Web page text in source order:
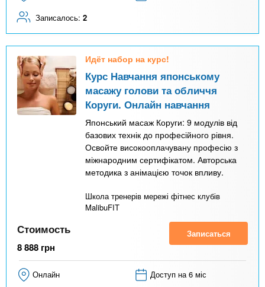
Записалось: 2
Идёт набор на курс!
Курс Навчання японському
масажу голови та обличчя
Коруги. Онлайн навчання
Японський масаж Коруги: 9 модулів від
базових технік до професійного рівня.
Освойте високооплачувану професію з
міжнародним сертифікатом. Авторська
методика з анімацією точок впливу.
Школа тренерів мережі фітнес клубів
MalibuFIT
Стоимость
8 888 грн
Записаться
Онлайн Доступ на 6 міс